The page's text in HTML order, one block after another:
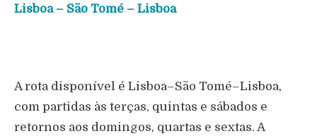
Lisboa – São Tomé – Lisboa
A rota disponível é Lisboa–São Tomé–Lisboa,
com partidas às terças, quintas e sábados e
retornos aos domingos, quartas e sextas. A